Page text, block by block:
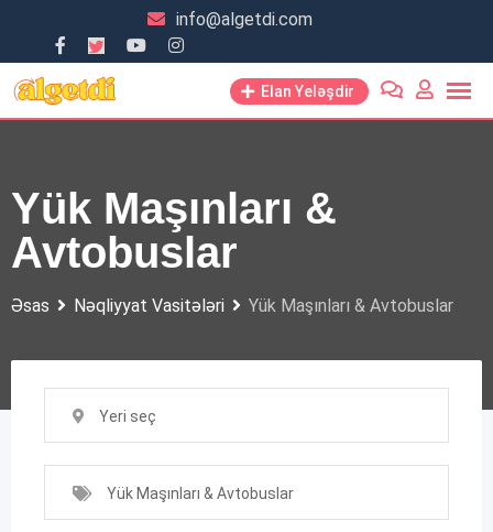
content
info@algetdi.com
Elan Yeləşdir
Yük Maşınları &
Avtobuslar
Əsas Nəqliyyat Vasitələri Yük Maşınları & Avtobuslar
Yeri seç
Yük Maşınları & Avtobuslar